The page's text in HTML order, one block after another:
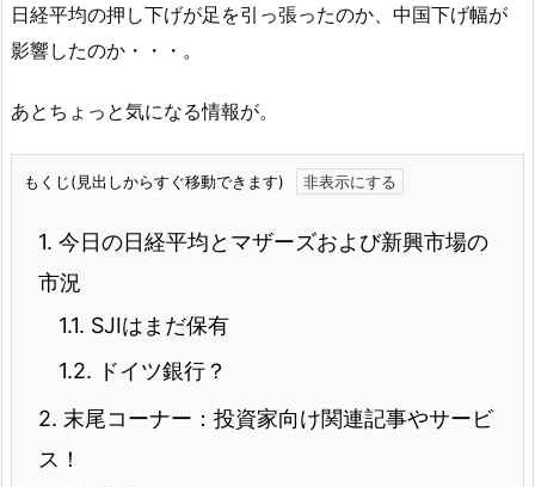
日経平均の押し下げが足を引っ張ったのか、中国下げ幅が
影響したのか・・・。
あとちょっと気になる情報が。
もくじ(見出しからすぐ移動できます)
1. 今日の日経平均とマザーズおよび新興市場の
市況
1.1. SJIはまだ保有
1.2. ドイツ銀行？
2. 末尾コーナー：投資家向け関連記事やサービ
ス！